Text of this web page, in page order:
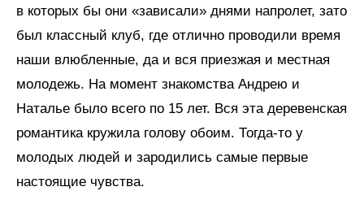
в которых бы они «зависали» днями напролет, зато
был классный клуб, где отлично проводили время
наши влюбленные, да и вся приезжая и местная
молодежь. На момент знакомства Андрею и
Наталье было всего по 15 лет. Вся эта деревенская
романтика кружила голову обоим. Тогда-то у
молодых людей и зародились самые первые
настоящие чувства.